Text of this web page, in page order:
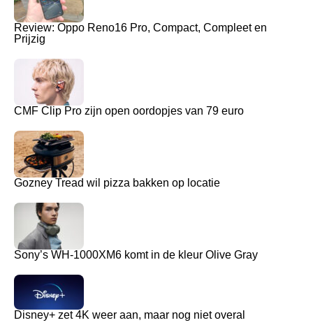
Review: Oppo Reno16 Pro, Compact, Compleet en
Prijzig
CMF Clip Pro zijn open oordopjes van 79 euro
Gozney Tread wil pizza bakken op locatie
Sony’s WH-1000XM6 komt in de kleur Olive Gray
Disney+ zet 4K weer aan, maar nog niet overal